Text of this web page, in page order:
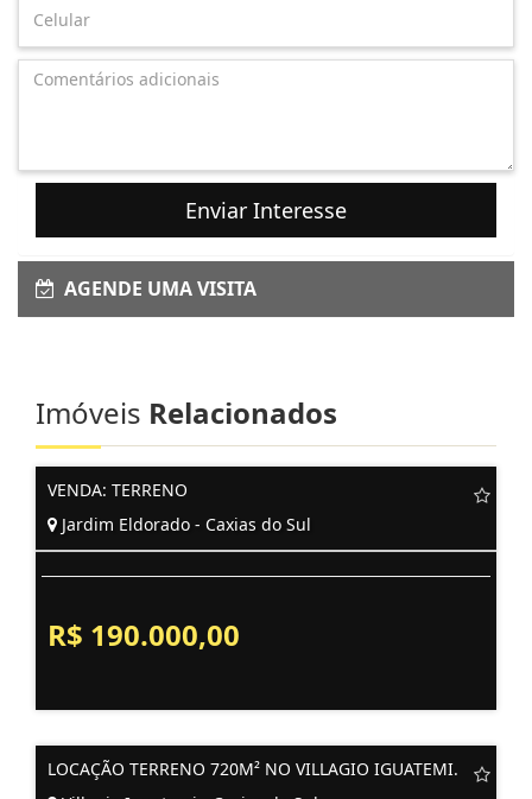
Enviar Interesse
AGENDE UMA VISITA
Imóveis Relacionados
VENDA: TERRENO
Jardim Eldorado - Caxias do Sul
R$ 190.000,00
LOCAÇÃO TERRENO 720M² NO VILLAGIO IGUATEMI.